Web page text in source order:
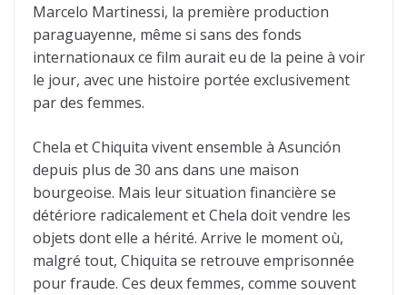
Marcelo Martinessi, la première production
paraguayenne, même si sans des fonds
internationaux ce film aurait eu de la peine à voir
le jour, avec une histoire portée exclusivement
par des femmes.
Chela et Chiquita vivent ensemble à Asunción
depuis plus de 30 ans dans une maison
bourgeoise. Mais leur situation financière se
détériore radicalement et Chela doit vendre les
objets dont elle a hérité. Arrive le moment où,
malgré tout, Chiquita se retrouve emprisonnée
pour fraude. Ces deux femmes, comme souvent